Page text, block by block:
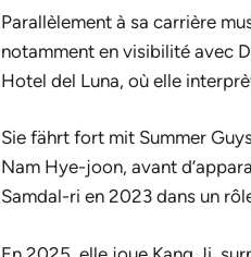
Parallèlement à sa carrière
notamment en visibilité avec
Hotel del Luna, où elle
Sie fährt fort mit Summer
Nam Hye-joon, avant
Samdal-ri en 2023 dans un